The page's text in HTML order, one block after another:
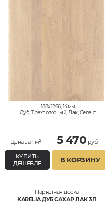
188x2266, 14мм
Дуб, Трехполосный, Лак, Селект
Цена за 1 м² 5 470 руб.
КУПИТЬ
ДЕШЕВЛЕ
В КОРЗИНУ
Паркетная доска
KARELIA ДУБ САХАР ЛАК 3П